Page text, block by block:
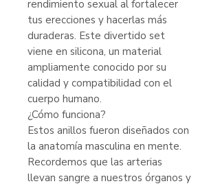
rendimiento sexual al fortalecer
tus erecciones y hacerlas más
duraderas. Este divertido set
viene en silicona, un material
ampliamente conocido por su
calidad y compatibilidad con el
cuerpo humano.
¿Cómo funciona?
Estos anillos fueron diseñados con
la anatomía masculina en mente.
Recordemos que las arterias
llevan sangre a nuestros órganos y